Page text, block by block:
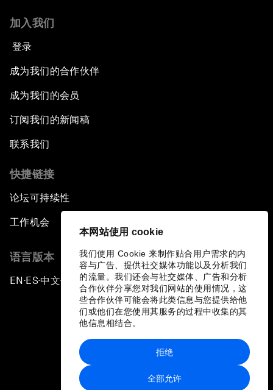
本网站使用 cookie
我们使用 Cookie 来制作贴合用户需求的内
容与广告、提供社交媒体功能以及分析我们
的流量。我们还会与社交媒体、广告和分析
合作伙伴分享您对我们网站的使用情况，这
些合作伙伴可能会将此类信息与您提供给他
们或他们在您使用其服务的过程中收集的其
他信息相结合。
全部允许
拒绝
加入我们
登录
成为我们的合作伙伴
成为我们的会员
订阅我们的新闻稿
联系我们
快捷链接
论坛可持续性
工作机会
语言版本
EN ▪ ES▪中文▪ 日本語
站点地图